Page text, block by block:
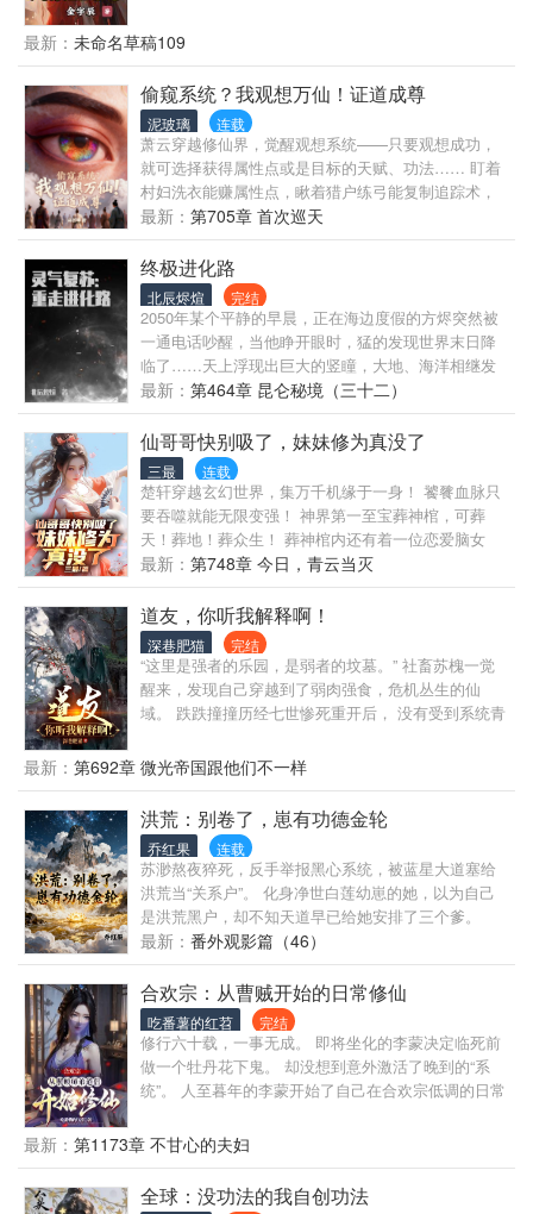
最新： 未命名草稿109
偷窥系统？我观想万仙！证道成尊
泥玻璃 连载
萧云穿越修仙界，觉醒观想系统——只要观想成功，
就可选择获得属性点或是目标的天赋、功法…… 盯着
村妇洗衣能赚属性点，瞅着猎户练弓能复制追踪术，
就连揍个地痞，都能意外扒出对方藏着的灵根！ 别人
求破头的灵根，修士苦修十年的功法，我统统观想复
制！ 山贼拦路？赤手空拳干翻一群，顺便薅波属性
点！ 肉身强度不够？我猛猛提升属性！ 灵力强度不
高？我观想圣女三月得逆天灵力！ 天品灵根、无上功
法、甚至仙人传承，岂不是统统到手？！ 修仙路漫
漫？ 逆天改命只在转瞬之间！ 什么偷窥系统？！我这
叫观想修仙！ “萧师兄怎么又开始盯着别人看了？” “好
了，你已经没用了。” +++++++
最新： 第705章 首次巡天
终极进化路
北辰烬煊 完结
2050年某个平静的早晨，正在海边度假的方烬突然被
一通电话吵醒，当他睁开眼时，猛的发现世界末日降
临了……天上浮现出巨大的竖瞳，大地、海洋相继发
生异变，一场大雨过后，诡异的生物开始层出不穷，
……人类即将面临灭顶之灾，但所幸天无绝人之路，
世界各地的灵气逐渐复苏，一条古老而崭新、未知却
熟悉、艰险又开阔的路出现了！ （踏入进化路，重走
进化路。本书以境界分卷，随着阅读的深入，进化之
路也会逐步向前。）（本书境界：）
最新： 第464章 昆仑秘境（三十二）
仙哥哥快别吸了，妹妹修为真没了
三最 连载
楚轩穿越玄幻世界，集万千机缘于一身！ 饕餮血脉只
要吞噬就能无限变强！ 神界第一至宝葬神棺，可葬
天！葬地！葬众生！ 葬神棺内还有着一位恋爱脑女
帝，刚见面就说是楚轩的女人？！ 把自己给了楚轩还
不够，上古魔剑，逆天功法……也被女帝一股脑地送
给了楚轩。 皇室潜修三年，再回首，楚轩发现自己竟
然已经无敌了！ …… 当皇室卸磨杀驴，楚轩手握两柄
魔剑走出，杀得离阳王朝伏尸百万，血流成河，名震
九州！ 宗门圣女，神朝公主，绝世女剑仙，无上女
帝……就连圣地单身老祖都慕名前来，争着抢着要嫁
给楚轩！ 醉卧美人膝的日子，好不快哉？！ （简介无
品，靠谱稳定）
最新： 第748章 今日，青云当灭
道友，你听我解释啊！
深巷肥猫 完结
“这里是强者的乐园，是弱者的坟墓。” 社畜苏槐一觉
醒来，发现自己穿越到了弱肉强食，危机丛生的仙
域。 跌跌撞撞历经七世惨死重开后， 没有受到系统青
苟到天下第六。 而后，在一个月黑风高的夜晚，喝高
了的苏槐因为追逐一个刺客，无意间闯入了曾有过口
舌之争的仙朝女帝闭关的竹林，并在误会中一把火点
了人家的房子。 再而后，江湖上便流传起了仙朝女帝
一刀一个老六的无敌传说…… 酒醒时分，苏某人望着
熟悉又陌生的苏家天花板，看着镜子里十七岁还是废
材时期的自己，内心突然一阵阵地抽痛。 “我这是……
又双叒叕重生了！？”
最新： 第692章 微光帝国跟他们不一样
洪荒：别卷了，崽有功德金轮
乔红果 连载
苏渺熬夜猝死，反手举报黑心系统，被蓝星大道塞给
洪荒当“关系户”。 化身净世白莲幼崽的她，以为自己
是洪荒黑户，却不知天道早已给她安排了三个爹。
——重度强迫症元始、野性养娃通天、端水大师老
子。 从此，昆仑山画风突变。 她种田，她搞基建，她
用蓝星思维解构洪荒！地脉、轮回、西方灵山、人族
教化…处处是她蹭功德的身影。 当三清成圣，她脑后
三道功德金轮闪耀，成为洪荒最不能惹的崽。 元
始：“渺渺，今日功课…” 苏渺（掏出功德金
轮）：“爹，你看我亮不亮？”
最新： 番外观影篇（46）
合欢宗：从曹贼开始的日常修仙
吃番薯的红苕 完结
修行六十载，一事无成。 即将坐化的李蒙决定临死前
做一个牡丹花下鬼。 却没想到意外激活了晚到的“系
统”。 人至暮年的李蒙开始了自己在合欢宗低调的日常
最新： 第1173章 不甘心的夫妇
全球：没功法的我自创功法